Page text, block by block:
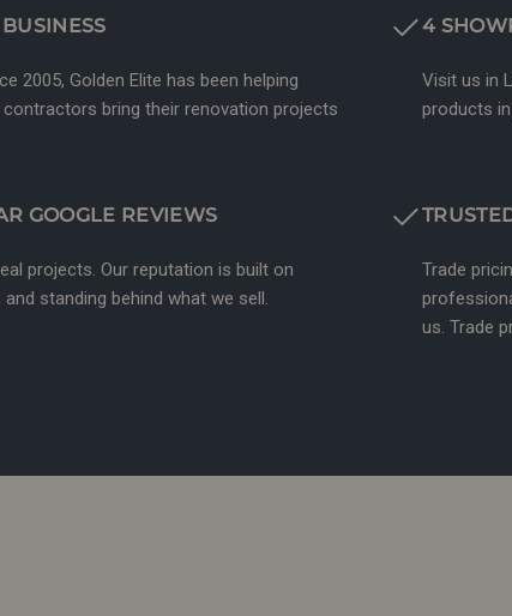
2005, Golden Elite has been helping
bring their renovation projects
4
Visit us in
products
GOOGLE REVIEWS
projects. Our reputation is built on
standing behind what we sell.
Trade
us. Trade